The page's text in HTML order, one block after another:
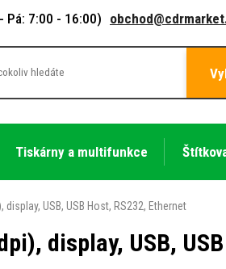
Pá: 7:00 - 16:00)
Tiskárny a multifunkce
USB, USB Host, RS232, Ethernet
display, USB,